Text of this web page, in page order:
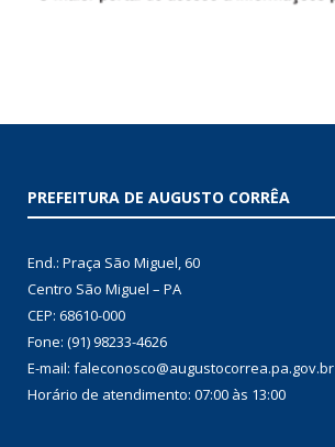
PREFEITURA DE AUGUSTO CORRÊA
End.: Praça São Miguel, 60
Centro São Miguel – PA
CEP: 68610-000
Fone: (91) 98233-4626
E-mail: faleconosco@augustocorrea.pa.gov.br
Horário de atendimento: 07:00 às 13:00